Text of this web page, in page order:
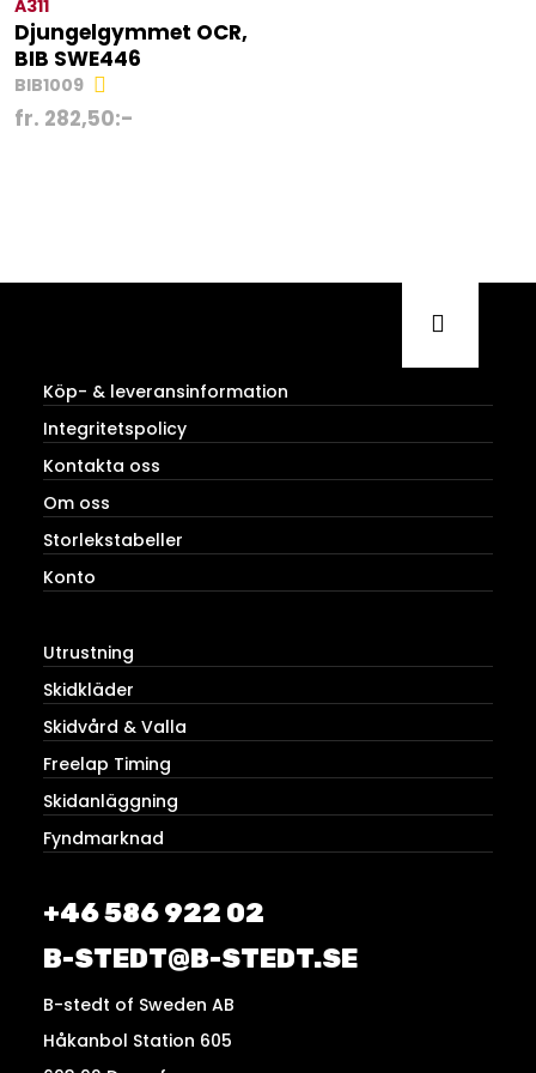
A311
Djungelgymmet OCR,
BIB SWE446
BIB1009
fr. 282,50:-
Köp- & leveransinformation
Integritetspolicy
Kontakta oss
Om oss
Storlekstabeller
Konto
Utrustning
Skidkläder
Skidvård & Valla
Freelap Timing
Skidanläggning
Fyndmarknad
+46 586 922 02
B-STEDT@B-STEDT.SE
B-stedt of Sweden AB
Håkanbol Station 605